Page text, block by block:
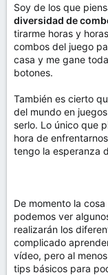
Soy de los que
diversidad de
tirarme horas y
combos del juego
casa y me gane
botones.
También es cierto
del mundo en
serlo. Lo único que
hora de
tengo la esperanza
De momento la
podemos ver
realizarán los
complicado
vídeo, pero al
tips básicos para